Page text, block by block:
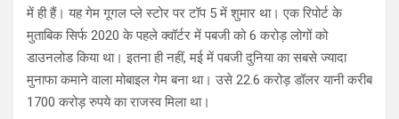
में ही हैं। यह गेम गूगल प्ले स्टोर पर टॉप 5 में शुमार था। एक रिपोर्ट के
मुताबिक सिर्फ 2020 के पहले क्वॉर्टर में पबजी को 6 करोड़ लोगों को
डाउनलोड किया था। इतना ही नहीं, मई में पबजी दुनिया का सबसे ज्यादा
मुनाफा कमाने वाला मोबाइल गेम बना था। उसे 22.6 करोड़ डॉलर यानी करीब
1700 करोड़ रुपये का राजस्व मिला था।